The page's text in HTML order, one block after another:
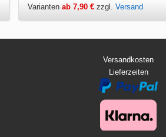
Varianten ab 7,90 €zzgl. Versand
Versandkosten
Lieferzeiten